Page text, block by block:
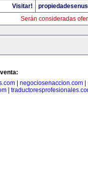
Visitar!
Serán consideradas
negociosenaccion.com